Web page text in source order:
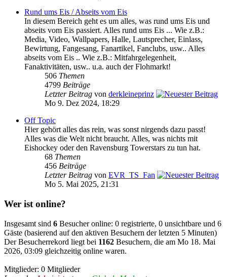
Rund ums Eis / Abseits vom Eis
In diesem Bereich geht es um alles, was rund ums Eis und
abseits vom Eis passiert. Alles rund ums Eis ... Wie z.B.:
Media, Video, Wallpapers, Halle, Lautsprecher, Einlass,
Bewirtung, Fangesang, Fanartikel, Fanclubs, usw.. Alles
abseits vom Eis .. Wie z.B.: Mitfahrgelegenheit,
Fanaktivitäten, usw.. u.a. auch der Flohmarkt!
506 Themen
4799 Beiträge
Letzter Beitrag von derkleineprinz
Mo 9. Dez 2024, 18:29
Off Topic
Hier gehört alles das rein, was sonst nirgends dazu passt!
Alles was die Welt nicht braucht. Alles, was nichts mit
Eishockey oder den Ravensburg Towerstars zu tun hat.
68 Themen
456 Beiträge
Letzter Beitrag von EVR_TS_Fan
Mo 5. Mai 2025, 21:31
Wer ist online?
Insgesamt sind 6 Besucher online: 0 registrierte, 0 unsichtbare und 6
Gäste (basierend auf den aktiven Besuchern der letzten 5 Minuten)
Der Besucherrekord liegt bei 1162 Besuchern, die am Mo 18. Mai
2026, 03:09 gleichzeitig online waren.
Mitglieder: 0 Mitglieder